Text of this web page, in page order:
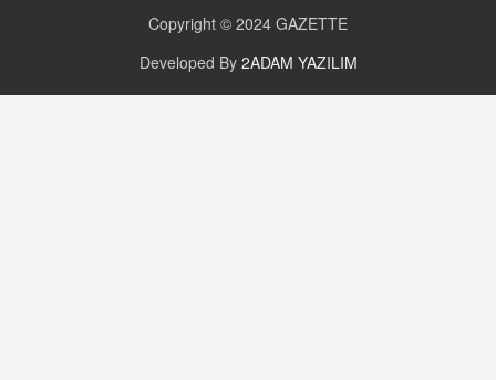
GÜNLÜK BURÇ YORUMU
Copyright © 2024 GAZETTE
Developed By 2ADAM YAZILIM